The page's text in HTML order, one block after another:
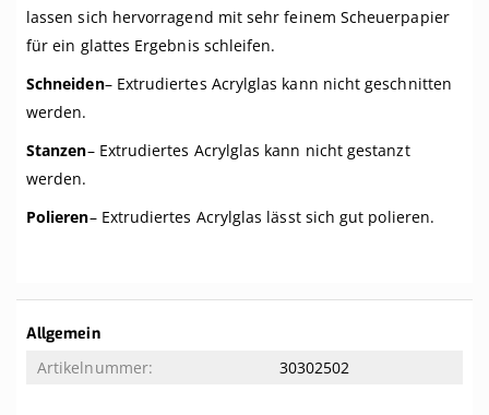
lassen sich hervorragend mit sehr feinem Scheuerpapier
für ein glattes Ergebnis schleifen.
Schneiden– Extrudiertes Acrylglas kann nicht geschnitten
werden.
Stanzen– Extrudiertes Acrylglas kann nicht gestanzt
werden.
Polieren– Extrudiertes Acrylglas lässt sich gut polieren.
Weitere
Informationen
Allgemein
30302502